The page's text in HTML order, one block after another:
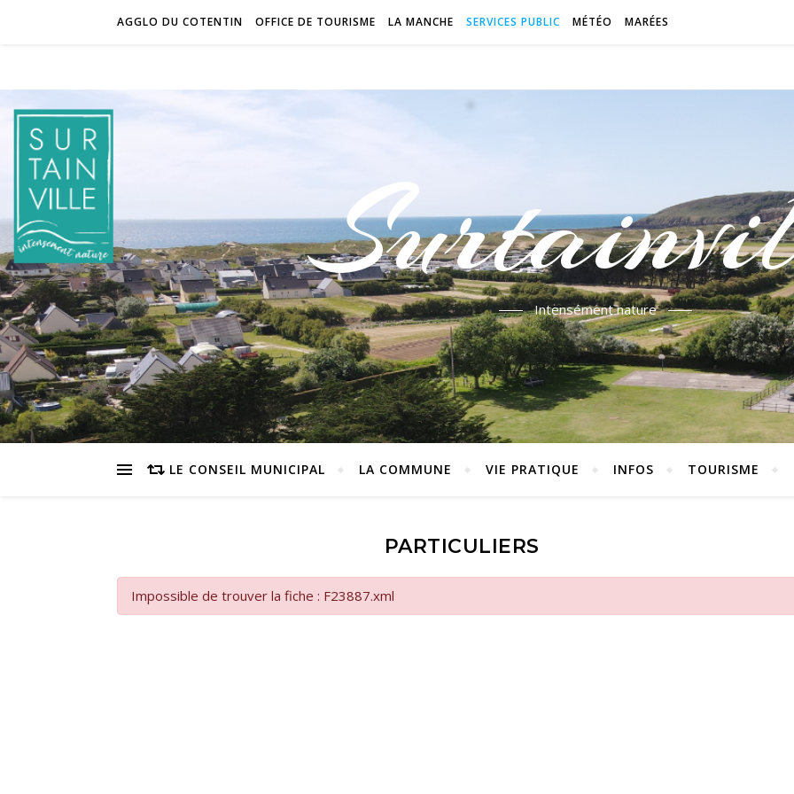
AGGLO DU COTENTIN OFFICE DE TOURISME LA MANCHE SERVICES PUBLIC MÉTÉO MARÉES
Intensément nature
LE CONSEIL MUNICIPAL LA COMMUNE VIE PRATIQUE INFOS TOURISME
PARTICULIERS
Impossible de trouver la fiche : F23887.xml